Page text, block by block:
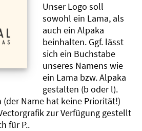
Unser Logo soll
sowohl ein Lama, als
auch ein Alpaka
beinhalten. Ggf. lässt
sich ein Buchstabe
unseres Namens wie
ein Lama bzw. Alpaka
gestalten (b oder l).
(der Name hat keine Priorität!)
zur Verfügung gestellt
für P..